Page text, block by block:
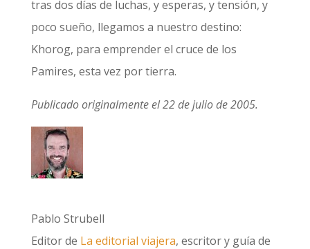
tras dos días de luchas, y esperas, y tensión, y
poco sueño, llegamos a nuestro destino:
Khorog, para emprender el cruce de los
Pamires, esta vez por tierra.
Publicado originalmente el 22 de julio de 2005.
Pablo Strubell
Editor de La editorial viajera, escritor y guía de